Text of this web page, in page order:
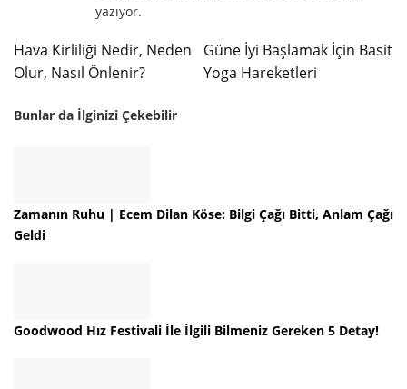
yazıyor.
Hava Kirliliği Nedir, Neden
Olur, Nasıl Önlenir?
Güne İyi Başlamak İçin Basit
Yoga Hareketleri
Bunlar da İlginizi Çekebilir
Zamanın Ruhu | Ecem Dilan Köse: Bilgi Çağı Bitti, Anlam Çağı
Geldi
Goodwood Hız Festivali İle İlgili Bilmeniz Gereken 5 Detay!